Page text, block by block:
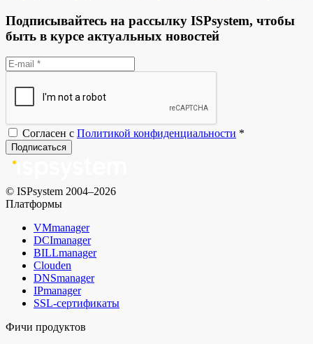
Подписывайтесь на рассылку ISPsystem, чтобы
быть в курсе актуальных новостей
Согласен с Политикой конфиденциальности *
Подписаться
© ISPsystem 2004–2026
Платформы
VMmanager
DCImanager
BILLmanager
Clouden
DNSmanager
IPmanager
SSL-сертификаты
Фичи продуктов